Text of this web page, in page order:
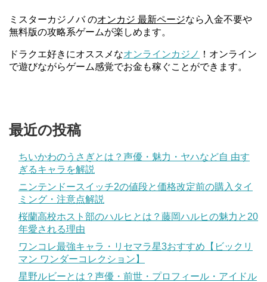
ミスターカジノバ のオンカジ 最新ページなら入金不要や
無料版の攻略系ゲームが楽しめます。
ドラクエ好きにオススメなオンラインカジノ ！オンライン
で遊びながらゲーム感覚でお金も稼ぐことができます。
最近の投稿
ちいかわのうさぎとは？声優・魅力・ヤハなど自 由す
ぎるキャラを解説
ニンテンドースイッチ2の値段と価格改定前の購入タイ
ミング・注意点解説
桜蘭高校ホスト部のハルヒとは？藤岡ハルヒの魅力と20
年愛される理由
ワンコレ最強キャラ・リセマラ星3おすすめ【ビックリ
マン ワンダーコレクション】
星野ルビーとは？声優・前世・プロフィール・アイドル